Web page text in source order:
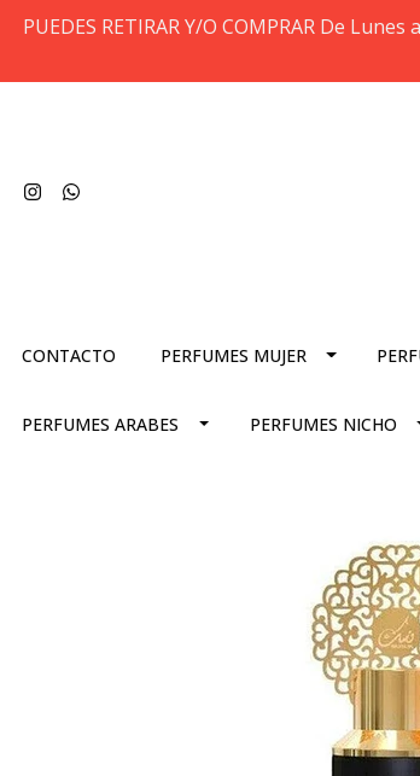
PUEDES RETIRAR Y/O COMPRAR De
CONTACTO PERFUMES MUJER
PERFUMES ARABES PERFUMES NICHO